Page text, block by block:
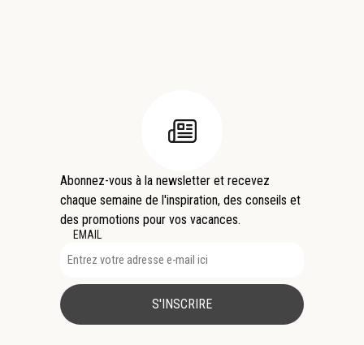
Abonnez-vous à la newsletter et recevez
chaque semaine de l'inspiration, des conseils et
des promotions pour vos vacances.
EMAIL
S'INSCRIRE